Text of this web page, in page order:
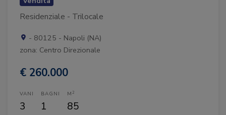
Residenziale - Trilocale
- 80125 - Napoli (NA)
zona: Centro Direzionale
€ 260.000
VANI
3
BAGNI
1
M 2
85